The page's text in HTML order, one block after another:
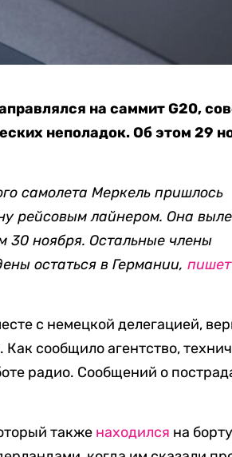
на саммит G20,
неполадок. Об этом 29
самолета Меркель пришлось
рейсовым лайнером. Она
30 ноября. Остальные члены
остаться в Германии,пишет
с немецкой делегацией,
сообщило агентство,
радио. Сообщений о
также находился на